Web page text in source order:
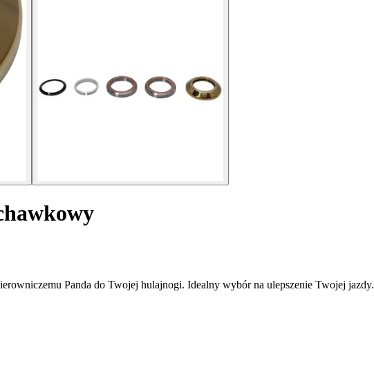
Panda do Twojej hulajnogi. Idealny wybór na ulepszenie Twojej jazdy.